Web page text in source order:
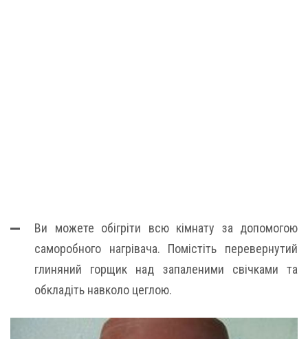
Ви можете обігріти всю кімнату за допомогою
саморобного нагрівача. Помістіть перевернутий
глиняний горщик над запаленими свічками та
обкладіть навколо цеглою.